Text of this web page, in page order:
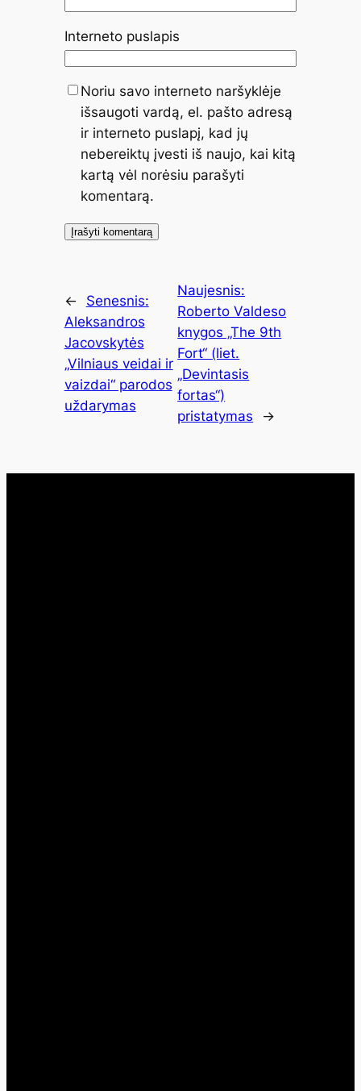
Interneto puslapis
Noriu savo interneto naršyklėje
išsaugoti vardą, el. pašto adresą
ir interneto puslapį, kad jų
nebereiktų įvesti iš naujo, kai kitą
kartą vėl norėsiu parašyti
komentarą.
←
Senesnis:
Aleksandros
Jacovskytės
„Vilniaus veidai ir
vaizdai“ parodos
uždarymas
Naujesnis:
Roberto Valdeso
knygos „The 9th
Fort“ (liet.
„Devintasis
fortas“)
pristatymas
→